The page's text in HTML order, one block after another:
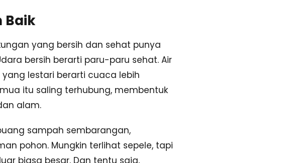
Baik
yang bersih dan sehat punya
bersih berarti paru-paru sehat. Air
lestari berarti cuaca lebih
itu saling terhubung, membentuk
alam.
sampah sembarangan,
pohon. Mungkin terlihat sepele, tapi
biasa besar. Dan tentu saja,